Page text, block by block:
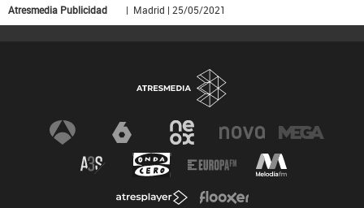
Atresmedia Publicidad | Madrid | 25/05/2021